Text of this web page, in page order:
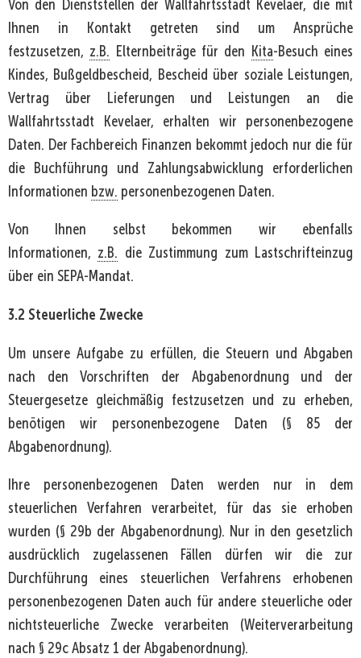
Von den Dienststellen der Wallfahrtsstadt Kevelaer, die mit
Ihnen in Kontakt getreten sind um Ansprüche
festzusetzen, z.B. Elternbeiträge für den Kita-Besuch eines
Kindes, Bußgeldbescheid, Bescheid über soziale Leistungen,
Vertrag über Lieferungen und Leistungen an die
Wallfahrtsstadt Kevelaer, erhalten wir personenbezogene
Daten. Der Fachbereich Finanzen bekommt jedoch nur die für
die Buchführung und Zahlungsabwicklung erforderlichen
Informationen bzw. personenbezogenen Daten.
Von Ihnen selbst bekommen wir ebenfalls
Informationen, z.B. die Zustimmung zum Lastschrifteinzug
über ein SEPA-Mandat.
3.2 Steuerliche Zwecke
Um unsere Aufgabe zu erfüllen, die Steuern und Abgaben
nach den Vorschriften der Abgabenordnung und der
Steuergesetze gleichmäßig festzusetzen und zu erheben,
benötigen wir personenbezogene Daten (§ 85 der
Abgabenordnung).
Ihre personenbezogenen Daten werden nur in dem
steuerlichen Verfahren verarbeitet, für das sie erhoben
wurden (§ 29b der Abgabenordnung). Nur in den gesetzlich
ausdrücklich zugelassenen Fällen dürfen wir die zur
Durchführung eines steuerlichen Verfahrens erhobenen
personenbezogenen Daten auch für andere steuerliche oder
nichtsteuerliche Zwecke verarbeiten (Weiterverarbeitung
nach § 29c Absatz 1 der Abgabenordnung).